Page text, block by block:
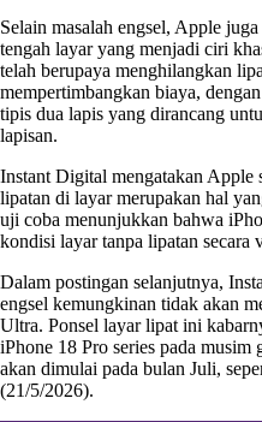
Selain masalah engsel, Apple
tengah layar yang menjadi ciri
telah berupaya menghilangkan
mempertimbangkan biaya,
tipis dua lapis yang dirancang
lapisan.
Instant Digital mengatakan Apple
lipatan di layar merupakan hal
uji coba menunjukkan bahwa
kondisi layar tanpa lipatan secara
Dalam postingan selanjutnya,
engsel kemungkinan tidak akan
Ultra. Ponsel layar lipat ini
iPhone 18 Pro series pada musim
akan dimulai pada bulan Juli,
(21/5/2026).